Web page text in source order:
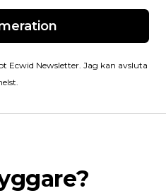
Ecwid Newsletter. Jag kan avsluta